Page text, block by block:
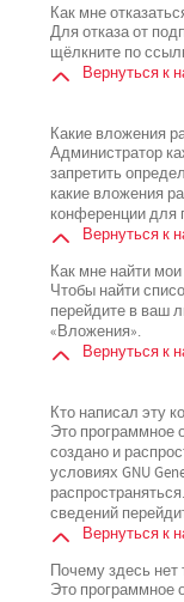
Как мне
Для отказа от
щёлкните по
Вернуться к
Какие вложения
Администратор
запретить
какие вложения
конференции для
Вернуться к
Как мне найти
Чтобы найти
перейдите в ваш
«Вложения».
Вернуться к
Кто написал эту
Это программное
создано и
условиях GNU
сведений
Вернуться к
Почему здесь нет
Это программное